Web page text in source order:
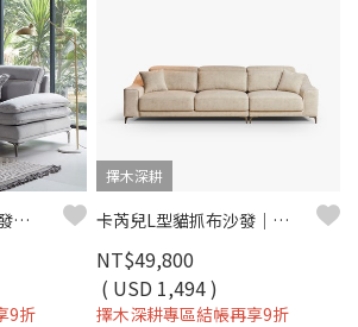
艾登 一字型貓抓布沙發｜舒柔貓抓布 × 羽絨＋高密度彈力坐墊 × 十年骨架保固 – 擇木深耕系列
9折
擇木深耕
卡芮兒L型貓抓布沙發｜耐磨防潑水 × 可調式頭靠 × 可拆洗布套 – 擇木深耕
NT$49,800
( USD 1,494 )
擇木深耕專區結帳再享9折